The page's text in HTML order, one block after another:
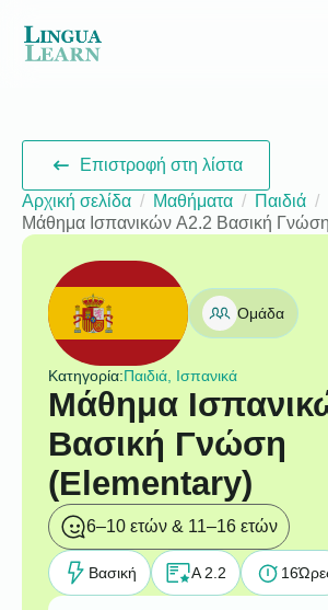
Επιστροφή στη λίστα
Αρχική σελίδα
Μαθήματα
Παιδιά
Μάθημα Ισπανικών A2.2 Βασική
Ομάδα
Κατηγορία:Παιδιά, Ισπανικά
Μάθημα
Βασική Γνώση
(Elementary)
6–10 ετών & 11–16 ετών
Βασική A 2.2 16